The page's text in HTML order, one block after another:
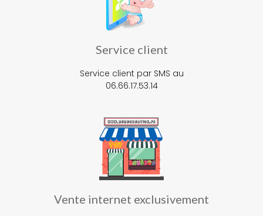
Service client
Service client par SMS au
06.66.17.53.14
Vente internet exclusivement